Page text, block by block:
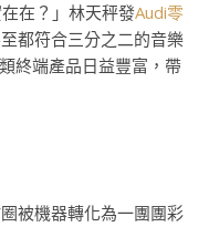
在？」林天秤發Audi零
都符合三分之二的音樂
終端產品日益豐富，帶
被機器轉化為一團團彩